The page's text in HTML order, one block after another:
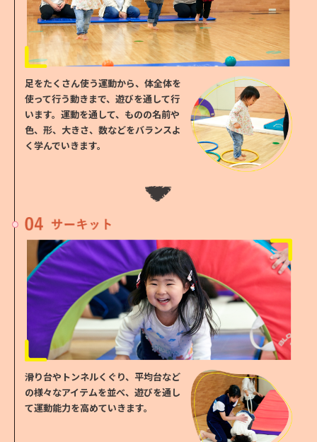
足をたくさん使う運動から、体全体を
使って行う動きまで、遊びを通して行
います。 運動を通して、ものの名前や
色、形、大きさ、数などをバランスよ
く学んでいきます。
滑り台やトンネルくぐり、平均台など
の様々なアイテムを並べ、遊びを通し
て運動能力を高めていきます。
t
i
c
t
r
a
l
t
i
o
n
)
t
o